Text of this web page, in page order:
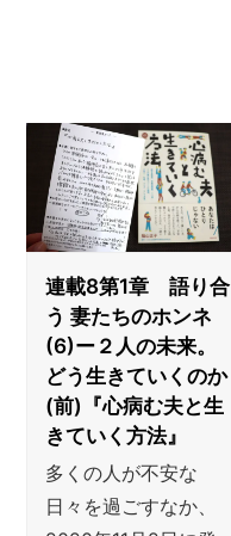
連載8第1章 語り合
う 妻たちのホンネ
(6)ー２人の未来。
どう生きていくのか
(前)『心病む夫と生
きていく方法』
多くの人が不安な
日々を過ごすなか、